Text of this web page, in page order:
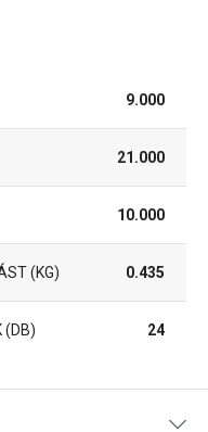
9.000
21.000
10.000
(KG) 0.435
(DB) 24